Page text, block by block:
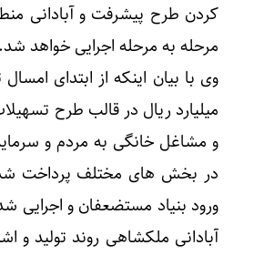
کردن طرح پیشرفت و آبادانی
مرحله به مرحله اجرایی خواهد شد.
میلیارد ریال در قالب طرح
و مشاغل خانگی به مردم و
در بخش های مختلف پرداخت
ورود بنیاد مستضعفان و
آبادانی ملکشاهی روند تولید و